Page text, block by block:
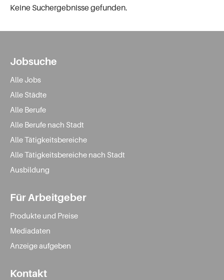
Keine Suchergebnisse gefunden.
Jobsuche
Alle Jobs
Alle Städte
Alle Berufe
Alle Berufe nach Stadt
Alle Tätigkeitsbereiche
Alle Tätigkeitsbereiche nach Stadt
Ausbildung
Für Arbeitgeber
Produkte und Preise
Mediadaten
Anzeige aufgeben
Kontakt